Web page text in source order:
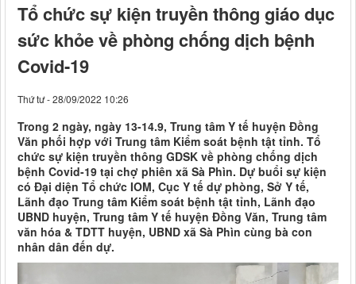
Tổ chức sự kiện truyền thông giáo dục
sức khỏe về phòng chống dịch bệnh
Covid-19
Thứ tư - 28/09/2022 10:26
Trong 2 ngày, ngày 13-14.9, Trung tâm Y tế huyện Đồng
Văn phối hợp với Trung tâm Kiểm soát bệnh tật tỉnh. Tổ
chức sự kiện truyền thông GDSK về phòng chống dịch
bệnh Covid-19 tại chợ phiên xã Sà Phìn. Dự buổi sự kiện
có Đại diện Tổ chức IOM, Cục Y tế dự phòng, Sở Y tế,
Lãnh đạo Trung tâm Kiểm soát bệnh tật tỉnh, Lãnh đạo
UBND huyện, Trung tâm Y tế huyện Đồng Văn, Trung tâm
văn hóa & TDTT huyện, UBND xã Sà Phìn cùng bà con
nhân dân đến dự.